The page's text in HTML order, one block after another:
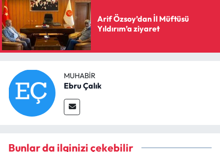
Arif Özsoy’dan İl Müftüsü
Yıldırım’a ziyaret
MUHABIR
Ebru Çalık
Bunlar da ilginizi çekebilir